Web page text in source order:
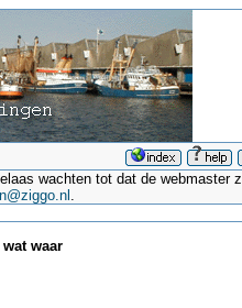
wachten tot dat de
.
waar